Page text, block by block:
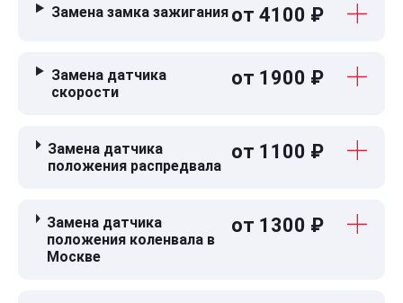
Замена замка зажигания от 4100 ₽
Замена датчика
скорости
от 1900 ₽
Замена датчика
положения распредвала
от 1100 ₽
Замена датчика
положения коленвала в
Москве
от 1300 ₽